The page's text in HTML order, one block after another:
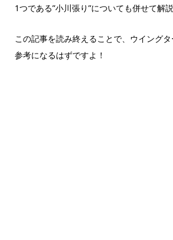
1つである”小川張り”についても併せて解説
この記事を読み終えることで、ウイング
参考になるはずですよ！